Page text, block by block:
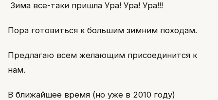
Зима все-таки пришла Ура! Ура! Ура!!!
Пора готовиться к большим зимним походам.
Предлагаю всем желающим присоединится к
нам.
В ближайшее время (но уже в 2010 году)